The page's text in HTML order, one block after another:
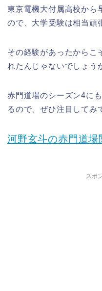
東京電機大付属高校から
ので、大学受験は相当頑
その経験があったからこ
れたんじゃないでしょう
赤門道場のシーズン4に
るので、ぜひ注目してみ
河野玄斗の赤門道場
スポ